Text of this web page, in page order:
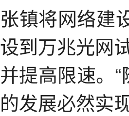
张镇将网络建
设到万兆光网
并提高限速。
的发展必然实